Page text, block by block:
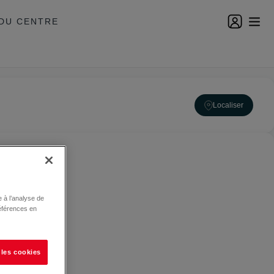
CENTRE
Localiser
l’analyse de
en
cookies